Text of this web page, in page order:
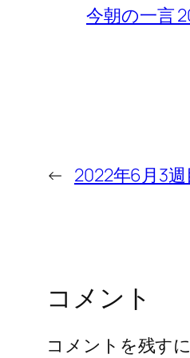
今朝の一言
← 2022年6月3
コメント
コメントを残す